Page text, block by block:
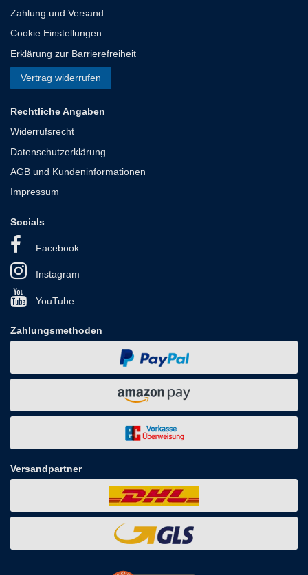
Zahlung und Versand
Cookie Einstellungen
Erklärung zur Barrierefreiheit
Vertrag widerrufen
Rechtliche Angaben
Widerrufsrecht
Datenschutzerklärung
AGB und Kundeninformationen
Impressum
Socials
Facebook
Instagram
YouTube
Zahlungsmethoden
Versandpartner